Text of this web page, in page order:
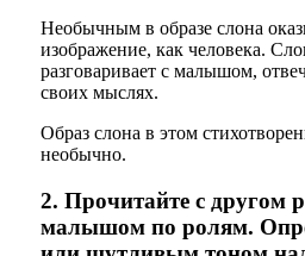
Необычным в образе слона
изображение, как человека.
разговаривает с малышом,
своих мыслях.
Образ слона в этом
необычно.
2. Прочитайте с другом
малышом по ролям.